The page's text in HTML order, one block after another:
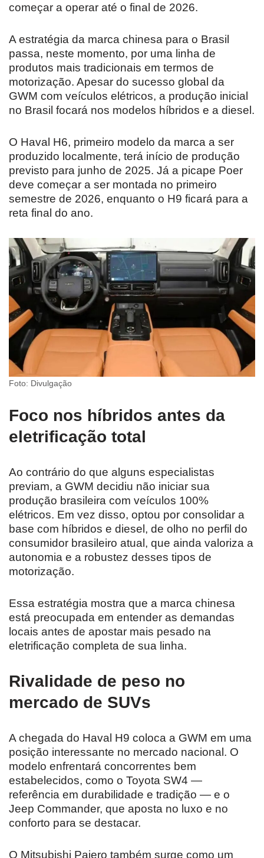
começar a operar até o final de 2026.
A estratégia da marca chinesa para o Brasil
passa, neste momento, por uma linha de
produtos mais tradicionais em termos de
motorização. Apesar do sucesso global da
GWM com veículos elétricos, a produção inicial
no Brasil focará nos modelos híbridos e a diesel.
O Haval H6, primeiro modelo da marca a ser
produzido localmente, terá início de produção
previsto para junho de 2025. Já a picape Poer
deve começar a ser montada no primeiro
semestre de 2026, enquanto o H9 ficará para a
reta final do ano.
Foto: Divulgação
Foco nos híbridos antes da
eletrificação total
Ao contrário do que alguns especialistas
previam, a GWM decidiu não iniciar sua
produção brasileira com veículos 100%
elétricos. Em vez disso, optou por consolidar a
base com híbridos e diesel, de olho no perfil do
consumidor brasileiro atual, que ainda valoriza a
autonomia e a robustez desses tipos de
motorização.
Essa estratégia mostra que a marca chinesa
está preocupada em entender as demandas
locais antes de apostar mais pesado na
eletrificação completa de sua linha.
Rivalidade de peso no
mercado de SUVs
A chegada do Haval H9 coloca a GWM em uma
posição interessante no mercado nacional. O
modelo enfrentará concorrentes bem
estabelecidos, como o Toyota SW4 —
referência em durabilidade e tradição — e o
Jeep Commander, que aposta no luxo e no
conforto para se destacar.
O Mitsubishi Pajero também surge como um